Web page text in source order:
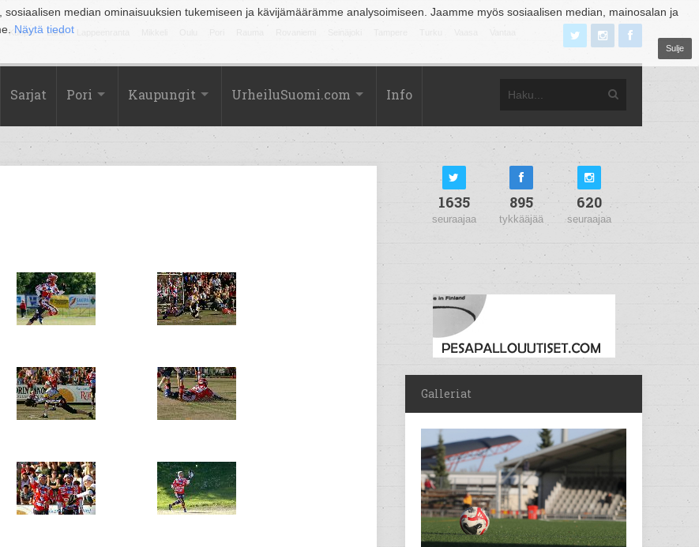
median ominaisuuksien tukemiseen ja kävijämäärämme analysoimiseen. Jaamme myös sosiaalisen median, mainosalan ja
Näytä tiedot
Sulje
Kuopio Lahti
Sarjat Pori Kaupungit UrheiluSuomi.com Info
1635
seuraajaa
895
tykkääjää
620
seuraajaa
Galleriat